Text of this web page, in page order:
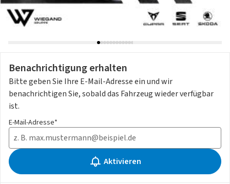
Benachrichtigung erhalten
Bitte geben Sie Ihre E-Mail-Adresse ein und wir
benachrichtigen Sie, sobald das Fahrzeug wieder verfügbar
ist.
E-Mail-Adresse*
Aktivieren